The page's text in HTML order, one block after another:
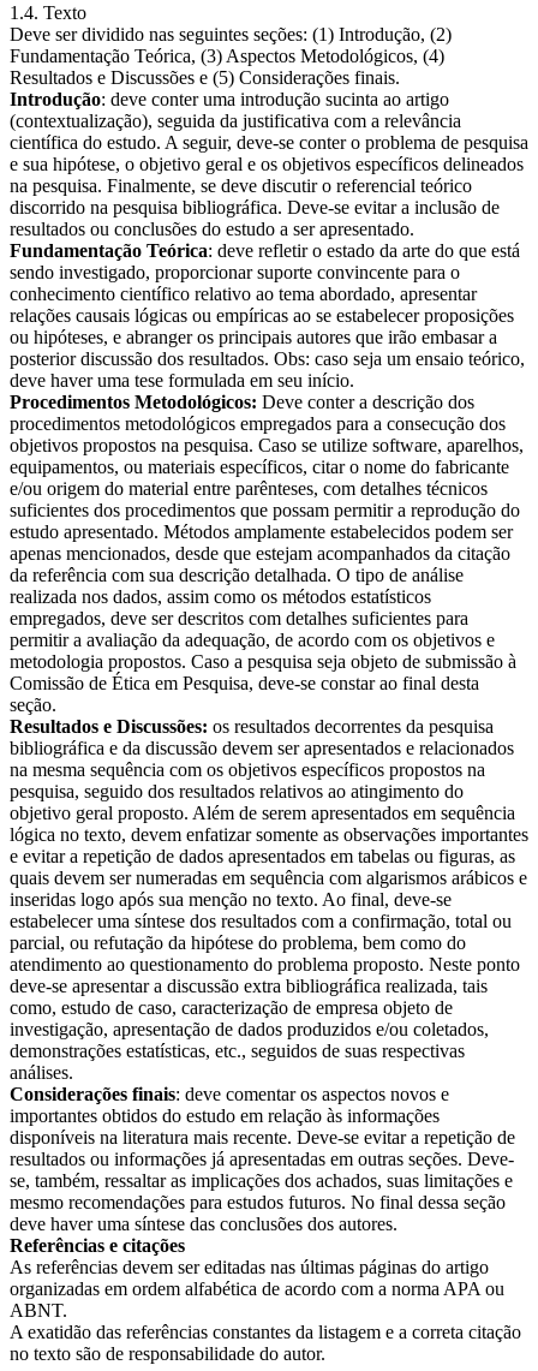
1.4. Texto
Deve ser dividido nas seguintes seções: (1) Introdução, (2)
Fundamentação Teórica, (3) Aspectos Metodológicos, (4)
Resultados e Discussões e (5) Considerações finais.
Introdução: deve conter uma introdução sucinta ao artigo
(contextualização), seguida da justificativa com a relevância
científica do estudo. A seguir, deve-se conter o problema de pesquisa
e sua hipótese, o objetivo geral e os objetivos específicos delineados
na pesquisa. Finalmente, se deve discutir o referencial teórico
discorrido na pesquisa bibliográfica. Deve-se evitar a inclusão de
resultados ou conclusões do estudo a ser apresentado.
Fundamentação Teórica: deve refletir o estado da arte do que está
sendo investigado, proporcionar suporte convincente para o
conhecimento científico relativo ao tema abordado, apresentar
relações causais lógicas ou empíricas ao se estabelecer proposições
ou hipóteses, e abranger os principais autores que irão embasar a
posterior discussão dos resultados. Obs: caso seja um ensaio teórico,
deve haver uma tese formulada em seu início.
Procedimentos Metodológicos: Deve conter a descrição dos
procedimentos metodológicos empregados para a consecução dos
objetivos propostos na pesquisa. Caso se utilize software, aparelhos,
equipamentos, ou materiais específicos, citar o nome do fabricante
e/ou origem do material entre parênteses, com detalhes técnicos
suficientes dos procedimentos que possam permitir a reprodução do
estudo apresentado. Métodos amplamente estabelecidos podem ser
apenas mencionados, desde que estejam acompanhados da citação
da referência com sua descrição detalhada. O tipo de análise
realizada nos dados, assim como os métodos estatísticos
empregados, deve ser descritos com detalhes suficientes para
permitir a avaliação da adequação, de acordo com os objetivos e
metodologia propostos. Caso a pesquisa seja objeto de submissão à
Comissão de Ética em Pesquisa, deve-se constar ao final desta
seção.
Resultados e Discussões: os resultados decorrentes da pesquisa
bibliográfica e da discussão devem ser apresentados e relacionados
na mesma sequência com os objetivos específicos propostos na
pesquisa, seguido dos resultados relativos ao atingimento do
objetivo geral proposto. Além de serem apresentados em sequência
lógica no texto, devem enfatizar somente as observações importantes
e evitar a repetição de dados apresentados em tabelas ou figuras, as
quais devem ser numeradas em sequência com algarismos arábicos e
inseridas logo após sua menção no texto. Ao final, deve-se
estabelecer uma síntese dos resultados com a confirmação, total ou
parcial, ou refutação da hipótese do problema, bem como do
atendimento ao questionamento do problema proposto. Neste ponto
deve-se apresentar a discussão extra bibliográfica realizada, tais
como, estudo de caso, caracterização de empresa objeto de
investigação, apresentação de dados produzidos e/ou coletados,
demonstrações estatísticas, etc., seguidos de suas respectivas
análises.
Considerações finais: deve comentar os aspectos novos e
importantes obtidos do estudo em relação às informações
disponíveis na literatura mais recente. Deve-se evitar a repetição de
resultados ou informações já apresentadas em outras seções. Deve-
se, também, ressaltar as implicações dos achados, suas limitações e
mesmo recomendações para estudos futuros. No final dessa seção
deve haver uma síntese das conclusões dos autores.
Referências e citações
As referências devem ser editadas nas últimas páginas do artigo
organizadas em ordem alfabética de acordo com a norma APA ou
ABNT.
A exatidão das referências constantes da listagem e a correta citação
no texto são de responsabilidade do autor.